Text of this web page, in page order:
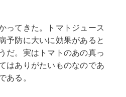
ってきた。トマトジュース
予防に大いに効果があると
だ。実はトマトのあの真っ
はありがたいものなのであ
ある。